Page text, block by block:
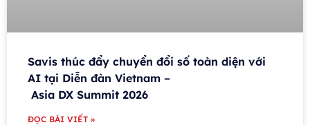
Savis thúc đẩy chuyển đổi số toàn diện với
AI tại Diễn đàn Vietnam –
Asia DX Summit 2026
ĐỌC BÀI VIẾT »